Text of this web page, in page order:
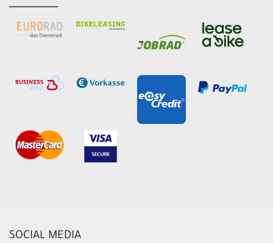
SOCIAL MEDIA